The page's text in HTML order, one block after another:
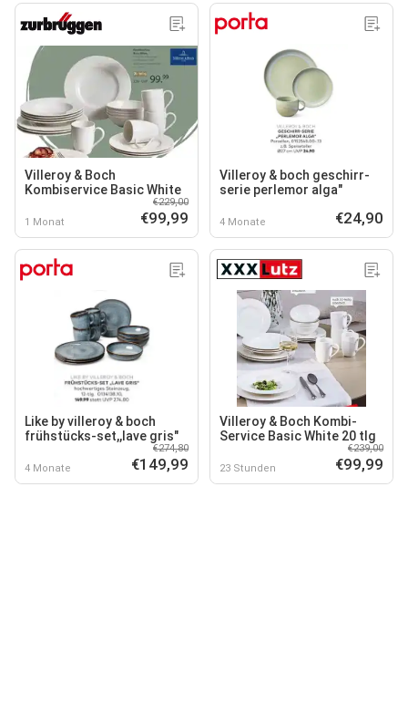
Villeroy & Boch
Kombiservice Basic White
1 Monat
€229,00
€99,99
Villeroy & boch geschirr-
serie perlemor alga"
4 Monate €24,90
Like by villeroy & boch
frühstücks-set,,lave gris"
4 Monate
€274,80
€149,99
Villeroy & Boch Kombi-
Service Basic White 20 tlg
23 Stunden
€239,00
€99,99